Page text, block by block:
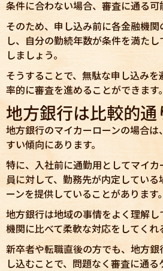
条件に合わない場合、審査に通る可
そのため、申し込み前に各金融機
し、自分の勤続年数が条件を満た
しましょう。
そうすることで、無駄な申し込み
率的に審査を進めることができます。
地方銀行は比較的通
地方銀行のマイカーローンの場合
すい傾向にあります。
特に、入社前に通勤用としてマイ
員に対して、勤務先が内定してい
ーンを提供していることがあります。
地方銀行は地域の事情をよく理解
機関に比べて柔軟な対応をしてくれ
新卒者や転職直後の方でも、地方銀
し込むことで、問題なく審査に通る